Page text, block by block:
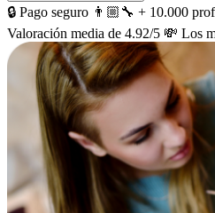
🔒 Pago seguro 👨🏼‍🔧 + 10.000
Valoración media de 4.92/5 💸 Los